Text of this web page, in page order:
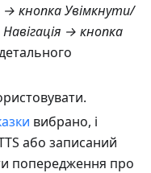
кнопка Увімкнути/
→ кнопка
вибрано, і
або записаний
попередження про